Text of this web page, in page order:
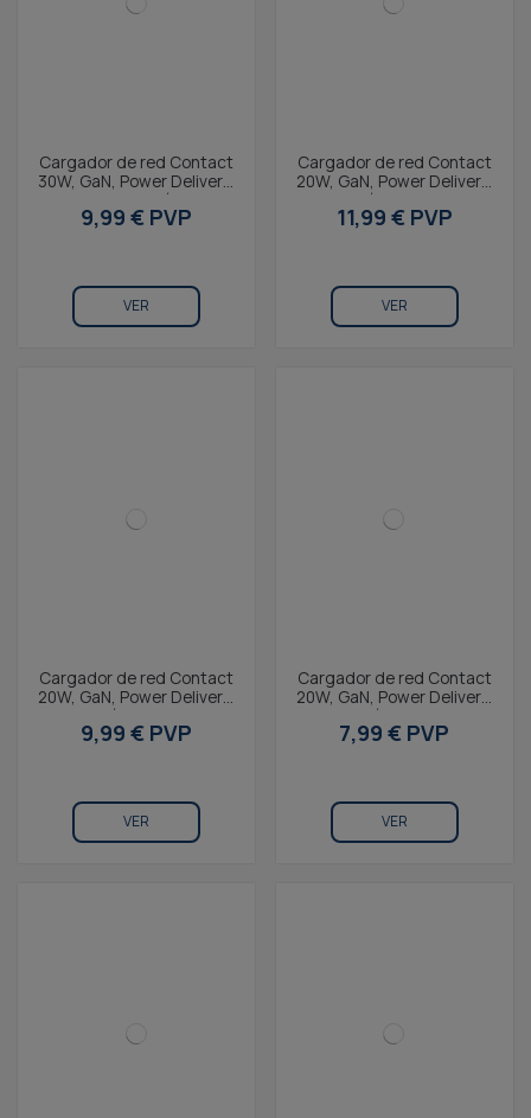
Cargador de red Contact
30W, GaN, Power Delivery,
Carga ultrarrápida,
Puerto USB-C, Blanco
9,99 € PVP
VER
Cargador de red Contact
20W, GaN, Power Delivery,
Carga rápida, USB-C +
Cable USB-C a...
11,99 € PVP
VER
Cargador de red Contact
20W, GaN, Power Delivery,
Carga rápida, USB-C +
Cable USB-C a...
9,99 € PVP
VER
Cargador de red Contact
20W, GaN, Power Delivery,
Carga rápida, Puerto
USB-C, Blanco
7,99 € PVP
VER